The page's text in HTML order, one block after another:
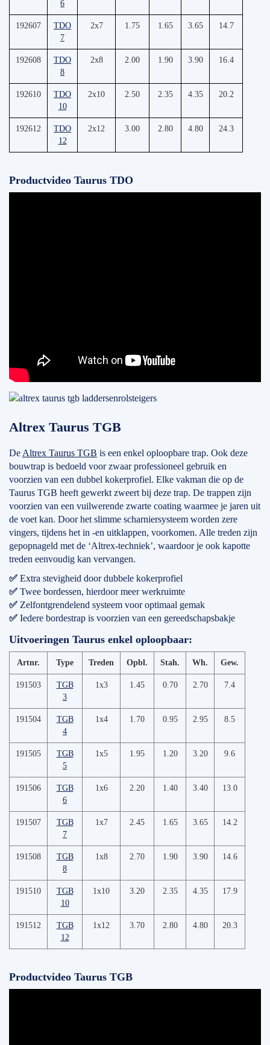
6
192607
TDO
7
2x7 1.75 1.65 3.65 14.7
192608
TDO
8
2x8 2.00 1.90 3.90 16.4
192610
TDO
10
2x10 2.50 2.35 4.35 20.2
192612
TDO
12
2x12 3.00 2.80 4.80 24.3
Productvideo Taurus TDO
Altrex Taurus TGB
De Altrex Taurus TGB is een enkel oploopbare trap. Ook deze
bouwtrap is bedoeld voor zwaar professioneel gebruik en
voorzien van een dubbel kokerprofiel. Elke vakman die op de
Taurus TGB heeft gewerkt zweert bij deze trap. De trappen zijn
voorzien van een vuilwerende zwarte coating waarmee je jaren uit
de voet kan. Door het slimme scharniersysteem worden zere
vingers, tijdens het in -en uitklappen, voorkomen. Alle treden zijn
gepopnageld met de ‘Altrex-techniek’, waardoor je ook kapotte
treden eenvoudig kan vervangen.
✅ Extra stevigheid door dubbele kokerprofiel
✅ Twee bordessen, hierdoor meer werkruimte
✅ Zelfontgrendelend systeem voor optimaal gemak
✅ Iedere bordestrap is voorzien van een gereedschapsbakje
Uitvoeringen Taurus enkel oploopbaar:
Artnr. Type Treden Opbl. Stah. Wh. Gew.
191503
TGB
3
1x3 1.45 0.70 2.70 7.4
191504
TGB
4
1x4 1.70 0.95 2.95 8.5
191505
TGB
5
1x5 1.95 1.20 3.20 9.6
191506
TGB
6
1x6 2.20 1.40 3.40 13.0
191507
TGB
7
1x7 2.45 1.65 3.65 14.2
191508
TGB
8
1x8 2.70 1.90 3.90 14.6
191510
TGB
10
1x10 3.20 2.35 4.35 17.9
191512
TGB
12
1x12 3.70 2.80 4.80 20.3
Productvideo Taurus TGB